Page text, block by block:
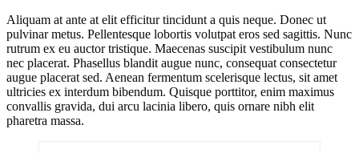
Aliquam at ante at elit efficitur tincidunt a quis neque. Donec ut
pulvinar metus. Pellentesque lobortis volutpat eros sed sagittis. Nunc
rutrum ex eu auctor tristique. Maecenas suscipit vestibulum nunc
nec placerat. Phasellus blandit augue nunc, consequat consectetur
augue placerat sed. Aenean fermentum scelerisque lectus, sit amet
ultricies ex interdum bibendum. Quisque porttitor, enim maximus
convallis gravida, dui arcu lacinia libero, quis ornare nibh elit
pharetra massa.